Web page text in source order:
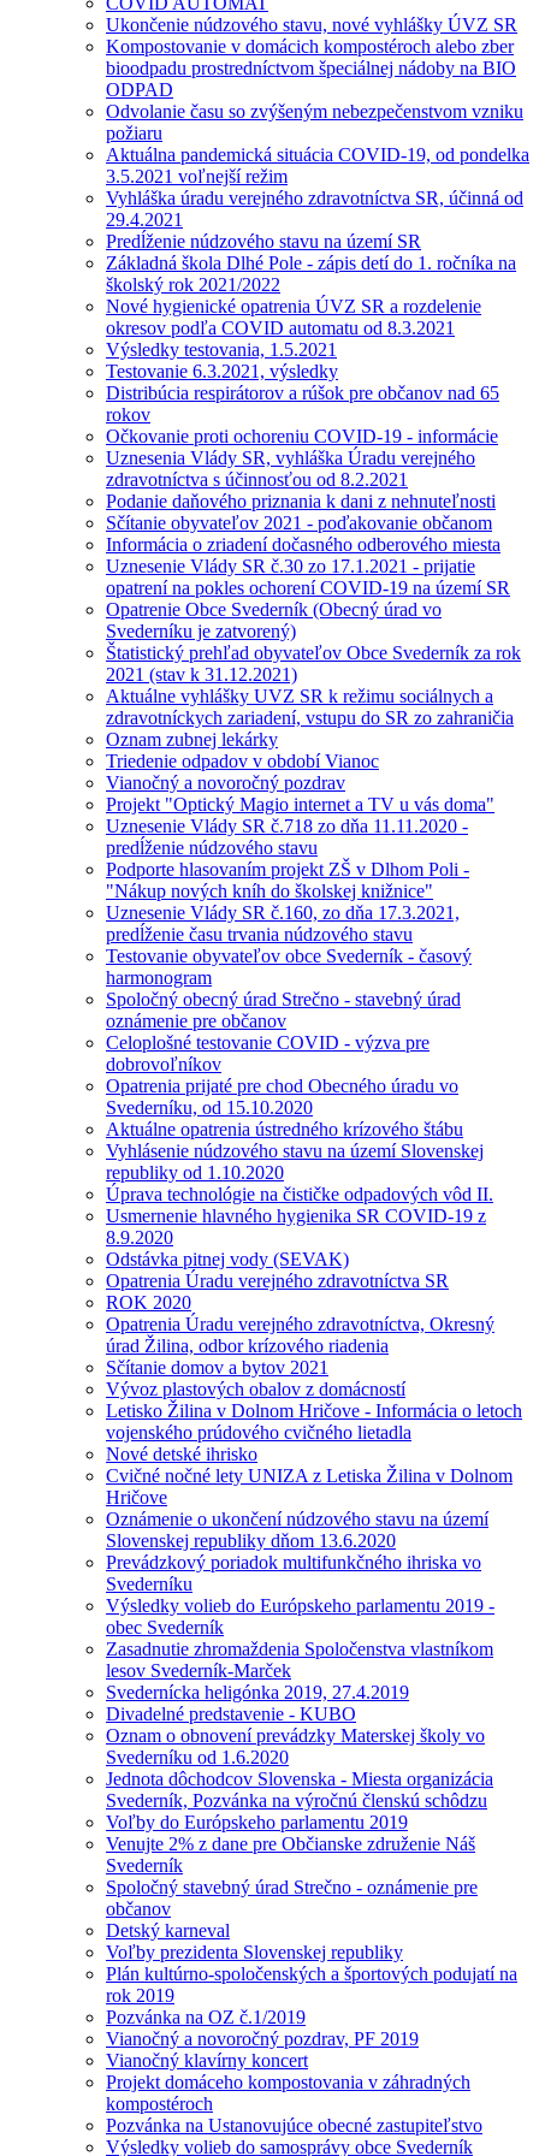
Ukončenie núdzového stavu, nové vyhlášky ÚVZ SR
Kompostovanie v domácich kompostéroch alebo zber
bioodpadu prostredníctvom špeciálnej nádoby na BIO
ODPAD
Odvolanie času so zvýšeným nebezpečenstvom vzniku
požiaru
Aktuálna pandemická situácia COVID-19, od pondelka
3.5.2021 voľnejší režim
Vyhláška úradu verejného zdravotníctva SR, účinná od
29.4.2021
Predĺženie núdzového stavu na území SR
Základná škola Dlhé Pole - zápis detí do 1. ročníka na
školský rok 2021/2022
Nové hygienické opatrenia ÚVZ SR a rozdelenie
okresov podľa COVID automatu od 8.3.2021
Výsledky testovania, 1.5.2021
Testovanie 6.3.2021, výsledky
Distribúcia respirátorov a rúšok pre občanov nad 65
rokov
Očkovanie proti ochoreniu COVID-19 - informácie
Uznesenia Vlády SR, vyhláška Úradu verejného
zdravotníctva s účinnosťou od 8.2.2021
Podanie daňového priznania k dani z nehnuteľnosti
Sčítanie obyvateľov 2021 - poďakovanie občanom
Informácia o zriadení dočasného odberového miesta
Uznesenie Vlády SR č.30 zo 17.1.2021 - prijatie
opatrení na pokles ochorení COVID-19 na území SR
Opatrenie Obce Svederník (Obecný úrad vo
Svederníku je zatvorený)
Štatistický prehľad obyvateľov Obce Svederník za rok
2021 (stav k 31.12.2021)
Aktuálne vyhlášky UVZ SR k režimu sociálnych a
zdravotníckych zariadení, vstupu do SR zo zahraničia
Oznam zubnej lekárky
Triedenie odpadov v období Vianoc
Vianočný a novoročný pozdrav
Projekt "Optický Magio internet a TV u vás doma"
Uznesenie Vlády SR č.718 zo dňa 11.11.2020 -
predĺženie núdzového stavu
Podporte hlasovaním projekt ZŠ v Dlhom Poli -
"Nákup nových kníh do školskej knižnice"
Uznesenie Vlády SR č.160, zo dňa 17.3.2021,
predĺženie času trvania núdzového stavu
Testovanie obyvateľov obce Svederník - časový
harmonogram
Spoločný obecný úrad Strečno - stavebný úrad
oznámenie pre občanov
Celoplošné testovanie COVID - výzva pre
dobrovoľníkov
Opatrenia prijaté pre chod Obecného úradu vo
Svederníku, od 15.10.2020
Aktuálne opatrenia ústredného krízového štábu
Vyhlásenie núdzového stavu na území Slovenskej
republiky od 1.10.2020
Úprava technológie na čističke odpadových vôd II.
Usmernenie hlavného hygienika SR COVID-19 z
8.9.2020
Odstávka pitnej vody (SEVAK)
Opatrenia Úradu verejného zdravotníctva SR
ROK 2020
Opatrenia Úradu verejného zdravotníctva, Okresný
úrad Žilina, odbor krízového riadenia
Sčítanie domov a bytov 2021
Vývoz plastových obalov z domácností
Letisko Žilina v Dolnom Hričove - Informácia o letoch
vojenského prúdového cvičného lietadla
Nové detské ihrisko
Cvičné nočné lety UNIZA z Letiska Žilina v Dolnom
Hričove
Oznámenie o ukončení núdzového stavu na území
Slovenskej republiky dňom 13.6.2020
Prevádzkový poriadok multifunkčného ihriska vo
Svederníku
Výsledky volieb do Európskeho parlamentu 2019 -
obec Svederník
Zasadnutie zhromaždenia Spoločenstva vlastníkom
lesov Svederník-Marček
Svedernícka heligónka 2019, 27.4.2019
Divadelné predstavenie - KUBO
Oznam o obnovení prevádzky Materskej školy vo
Svederníku od 1.6.2020
Jednota dôchodcov Slovenska - Miesta organizácia
Svederník, Pozvánka na výročnú členskú schôdzu
Voľby do Európskeho parlamentu 2019
Venujte 2% z dane pre Občianske združenie Náš
Svederník
Spoločný stavebný úrad Strečno - oznámenie pre
občanov
Detský karneval
Voľby prezidenta Slovenskej republiky
Plán kultúrno-spoločenských a športových podujatí na
rok 2019
Pozvánka na OZ č.1/2019
Vianočný a novoročný pozdrav, PF 2019
Vianočný klavírny koncert
Projekt domáceho kompostovania v záhradných
kompostéroch
Pozvánka na Ustanovujúce obecné zastupiteľstvo
Výsledky volieb do samosprávy obce Svederník